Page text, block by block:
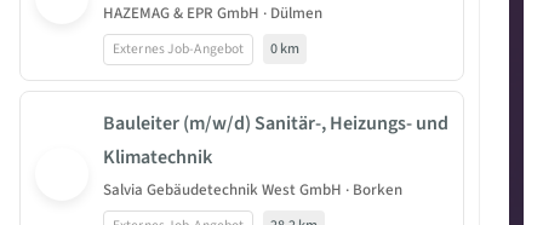
HAZEMAG & EPR GmbH · Dülmen
Externes Job-Angebot 0 km
Bauleiter (m/w/d) Sanitär-, Heizungs- und
Klimatechnik
Salvia Gebäudetechnik West GmbH · Borken